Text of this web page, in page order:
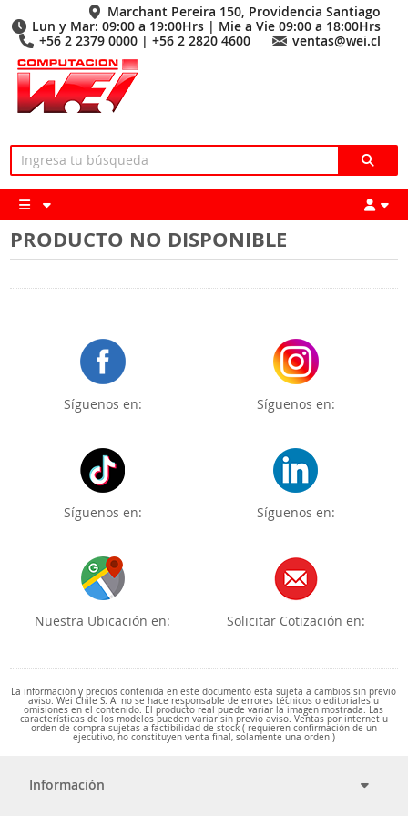
Marchant Pereira 150, Providencia Santiago
Lun y Mar: 09:00 a 19:00Hrs | Mie a Vie 09:00 a 18:00Hrs
+56 2 2379 0000 | +56 2 2820 4600
ventas@wei.cl
PRODUCTO NO DISPONIBLE
Síguenos en: Síguenos en:
Síguenos en: Síguenos en:
Nuestra Ubicación en: Solicitar Cotización en:
La información y precios contenida en este documento está sujeta a cambios sin previo
aviso. Wei Chile S. A. no se hace responsable de errores técnicos o editoriales u
omisiones en el contenido. El producto real puede variar la imagen mostrada. Las
características de los modelos pueden variar sin previo aviso. Ventas por internet u
orden de compra sujetas a factibilidad de stock ( requieren confirmación de un
ejecutivo, no constituyen venta final, solamente una orden )
Información